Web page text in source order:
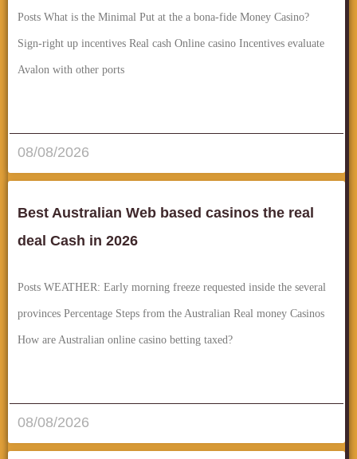
Posts What is the Minimal Put at the a bona-fide Money Casino?
Sign-right up incentives Real cash Online casino Incentives evaluate
Avalon with other ports
08/08/2026
Best Australian Web based casinos the real
deal Cash in 2026
Posts WEATHER: Early morning freeze requested inside the several
provinces Percentage Steps from the Australian Real money Casinos
How are Australian online casino betting taxed?
08/08/2026